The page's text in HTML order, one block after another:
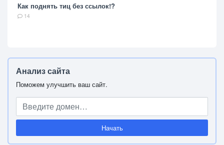
Как поднять тиц без ссылок!?
14
Анализ сайта
Поможем улучшить ваш сайт.
Начать